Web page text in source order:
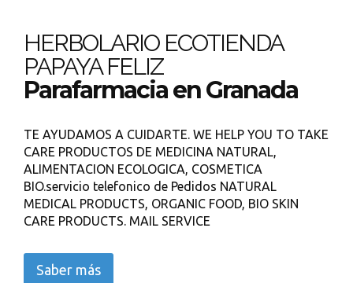
HERBOLARIO ECOTIENDA
PAPAYA FELIZ
Parafarmacia en Granada
TE AYUDAMOS A CUIDARTE. WE HELP YOU TO TAKE
CARE PRODUCTOS DE MEDICINA NATURAL,
ALIMENTACION ECOLOGICA, COSMETICA
BIO.servicio telefonico de Pedidos NATURAL
MEDICAL PRODUCTS, ORGANIC FOOD, BIO SKIN
CARE PRODUCTS. MAIL SERVICE
Saber más